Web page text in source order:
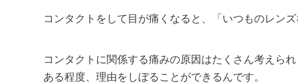
コンタクトをして目が痛くなると、「いつものレン
コンタクトに関係する痛みの原因はたくさん考えら
ある程度、理由をしぼることができるんです。